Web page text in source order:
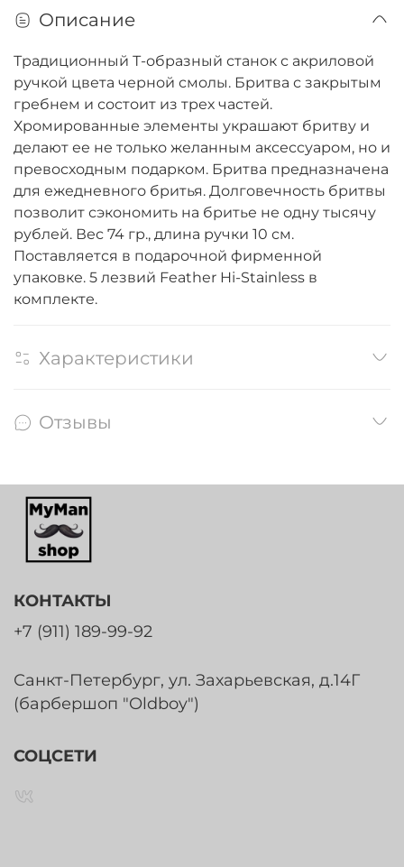
Описание
Традиционный Т-образный станок с акриловой
ручкой цвета черной смолы. Бритва с закрытым
гребнем и состоит из трех частей.
Хромированные элементы украшают бритву и
делают ее не только желанным аксессуаром, но и
превосходным подарком. Бритва предназначена
для ежедневного бритья. Долговечность бритвы
позволит сэкономить на бритье не одну тысячу
рублей. Вес 74 гр., длина ручки 10 см.
Поставляется в подарочной фирменной
упаковке. 5 лезвий Feather Hi-Stainless в
комплекте.
Характеристики
Отзывы
КОНТАКТЫ
+7 (911) 189-99-92
Санкт-Петербург, ул. Захарьевская, д.14Г
(барбершоп "Oldboy")
СОЦСЕТИ